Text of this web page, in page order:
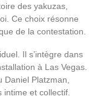
des yakuzas,
Ce choix résonne
de la contestation.
Il s’intègre dans
à Las Vegas.
Platzman,
et collectif.